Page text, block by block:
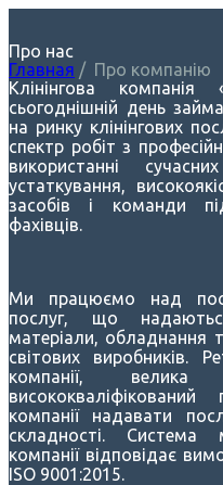
Главная / Про компанію
Про нас
Клінінгова
сьогоднішній день
на ринку клінінгових
спектр робіт з
використанні
устаткування,
засобів і команди
фахівців.
Ми працюємо над
послуг, що
матеріали, обладнання
світових виробників.
компанії,
компанії надавати
складності. Система
компанії відповідає
ISO 9001:2015.